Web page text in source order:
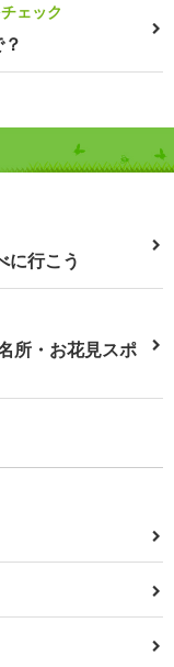
ェック
に行こう
所・お花見スポ